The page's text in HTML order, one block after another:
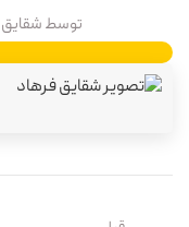
توسطشقایق